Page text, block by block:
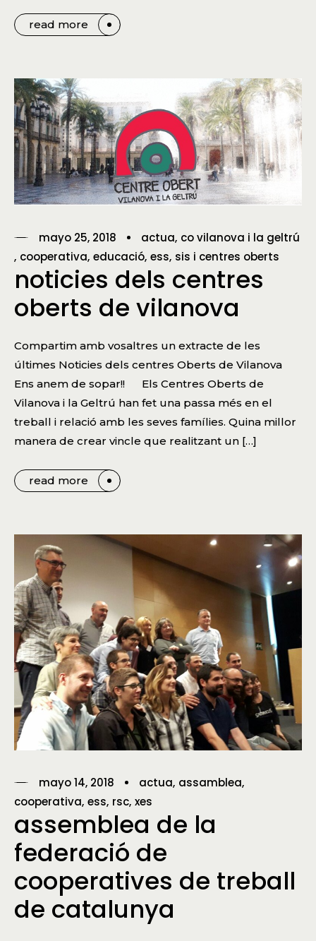
read more
mayo 25, 2018 actua co vilanova i la geltrú
cooperativa educació ess sis i centres oberts
noticies dels centres
oberts de vilanova
Compartim amb vosaltres un extracte de les
últimes Noticies dels centres Oberts de Vilanova
Ens anem de sopar!! Els Centres Oberts de
Vilanova i la Geltrú han fet una passa més en el
treball i relació amb les seves famílies. Quina millor
manera de crear vincle que realitzant un […]
read more
mayo 14, 2018 actua assamblea
cooperativa ess rsc xes
assemblea de la
federació de
cooperatives de treball
de catalunya